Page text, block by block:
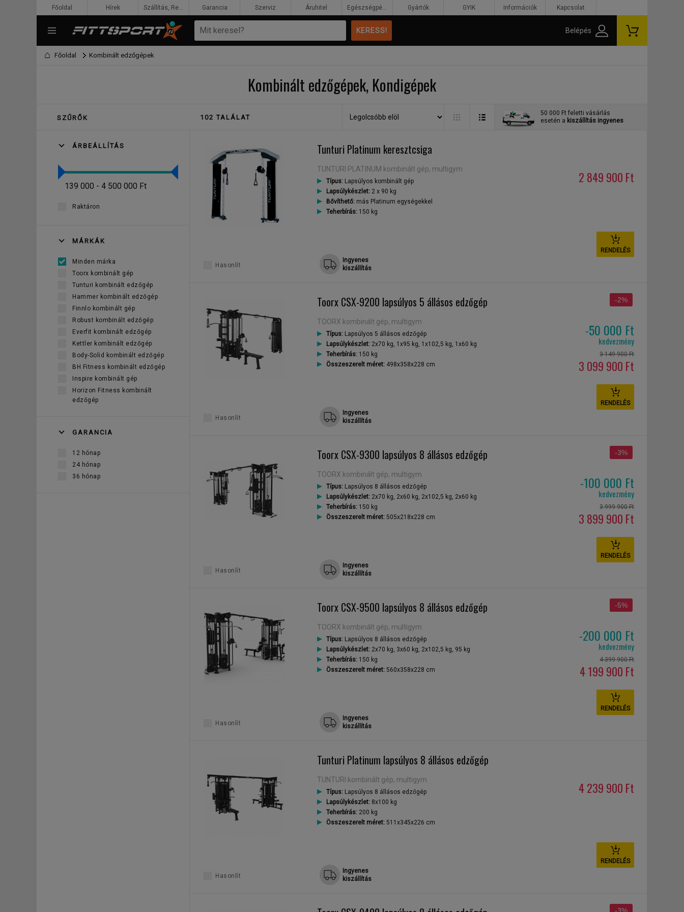
Főoldal Kombinált edzőgépek
Kombinált edzőgépek, Kondigépek
50 000 Ft feletti vásárlás
esetén a kiszállítás ingyenes
102 TALÁLAT
Tunturi Platinum keresztcsiga
TUNTURI PLATINUM kombinált gép, multigym
Típus:Lapsúlyos kombinált gép
Lapsúlykészlet:2 x 90 kg
Bővíthető:más Platinum egységekkel
Teherbírás:150 kg
2 849 900 Ft
RENDELÉS
Ingyenes
kiszállítás
Hasonlít
Toorx CSX-9200 lapsúlyos 5 állásos edzőgép
TOORX kombinált gép, multigym
Típus:Lapsúlyos 5 állásos edzőgép
Lapsúlykészlet:2x70 kg, 1x95 kg, 1x102,5 kg, 1x60 kg
Teherbírás: 150 kg
Összeszerelt méret:498x358x228 cm
-50 000 Ft
kedvezmény
3 149 900 Ft
3 099 900 Ft
RENDELÉS
Ingyenes
kiszállítás
-2%
Hasonlít
Toorx CSX-9300 lapsúlyos 8 állásos edzőgép
TOORX kombinált gép, multigym
Típus:Lapsúlyos 8 állásos edzőgép
Lapsúlykészlet:2x70 kg, 2x60 kg, 2x102,5 kg, 2x60 kg
Teherbírás: 150 kg
Összeszerelt méret:505x218x228 cm
-100 000 Ft
kedvezmény
3 999 900 Ft
3 899 900 Ft
RENDELÉS
Ingyenes
kiszállítás
-3%
Hasonlít
Toorx CSX-9500 lapsúlyos 8 állásos edzőgép
TOORX kombinált gép, multigym
Típus:Lapsúlyos 8 állásos edzőgép
Lapsúlykészlet:2x70 kg, 3x60 kg, 2x102,5 kg, 95 kg
Teherbírás: 150 kg
Összeszerelt méret:560x358x228 cm
-200 000 Ft
kedvezmény
4 399 900 Ft
4 199 900 Ft
RENDELÉS
Ingyenes
kiszállítás
-5%
Hasonlít
Tunturi Platinum lapsúlyos 8 állásos edzőgép
TUNTURI kombinált gép, multigym
Típus:Lapsúlyos 8 állásos edzőgép
Lapsúlykészlet:8x100 kg
Teherbírás: 200 kg
Összeszerelt méret:511x345x226 cm
4 239 900 Ft
RENDELÉS
Ingyenes
kiszállítás
Hasonlít
SZŰRŐK
ÁRBEÁLLÍTÁS
139 000 - 4 500 000 Ft
Raktáron
MÁRKÁK
Minden márka
Toorx kombinált gép
Tunturi kombinált edzőgép
Hammer kombinált edzőgép
Finnlo kombinált gép
Robust kombinált edzőgép
Everfit kombinált edzőgép
Kettler kombinált edzőgép
Body-Solid kombinált edzőgép
BH Fitness kombinált edzőgép
Inspire kombinált gép
Horizon Fitness kombinált
edzőgép
GARANCIA
12 hónap
24 hónap
36 hónap
Főoldal Hírek Szállítás, Rendelés, Fizetés Garancia Szerviz Áruhitel Egészségpénztár Gyártók GYIK Információk Kapcsolat
Belépés